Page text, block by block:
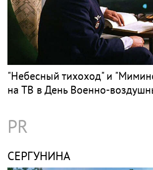
"Небесный тихоход" и
на ТВ в День Военно-
PR
СЕРГУНИНА